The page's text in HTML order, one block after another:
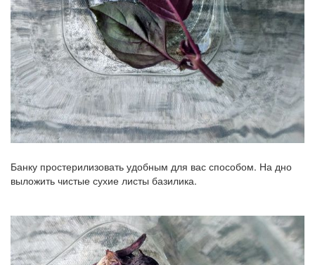
Банку простерилизовать удобным для вас способом. На дно
выложить чистые сухие листы базилика.